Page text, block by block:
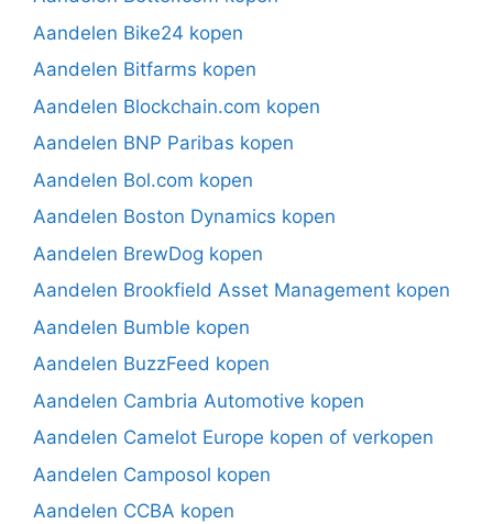
Aandelen Bike24 kopen
Aandelen Bitfarms kopen
Aandelen Blockchain.com kopen
Aandelen BNP Paribas kopen
Aandelen Bol.com kopen
Aandelen Boston Dynamics kopen
Aandelen BrewDog kopen
Aandelen Brookfield Asset Management kopen
Aandelen Bumble kopen
Aandelen BuzzFeed kopen
Aandelen Cambria Automotive kopen
Aandelen Camelot Europe kopen of verkopen
Aandelen Camposol kopen
Aandelen CCBA kopen